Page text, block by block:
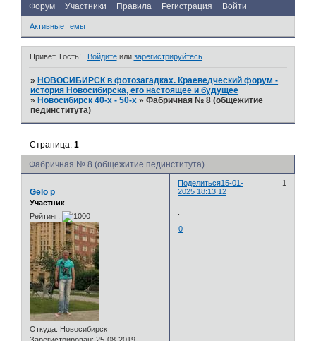
Форум Участники Правила Регистрация Войти
Активные темы
Привет, Гость! Войдитеили зарегистрируйтесь.
» НОВОСИБИРСК в фотозагадках. Краеведческий форум -
история Новосибирска, его настоящее и будущее
» Новосибирск 40-х - 50-х »Фабричная № 8 (общежитие
пединститута)
Фабричная № 8 (общежитие пединститута)
Страница:1
Поделиться 1
15-01-
2025 18:13:12
Gelo p
Участник
Рейтинг:
Откуда: Новосибирск
0